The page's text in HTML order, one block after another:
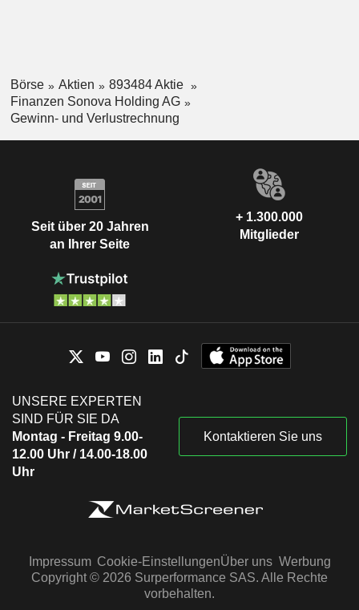
Börse Aktien
893484 Aktie
Finanzen Sonova Holding AG
Gewinn- und Verlustrechnung
Seit über 20 Jahren
an Ihrer Seite
+ 1.300.000
Mitglieder
UNSERE EXPERTEN
SIND FÜR SIE DA
Montag - Freitag 9.00-
12.00 Uhr / 14.00-18.00
Uhr
Kontaktieren Sie uns
Impressum Cookie-EinstellungenÜber uns Werbung
Copyright © 2026 Surperformance SAS. Alle Rechte
vorbehalten.